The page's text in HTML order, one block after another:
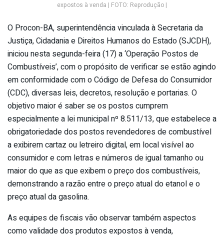
expostos à venda | FOTO: Reprodução |
O Procon-BA, superintendência vinculada à Secretaria da
Justiça, Cidadania e Direitos Humanos do Estado (SJCDH),
iniciou nesta segunda-feira (17) a ‘Operação Postos de
Combustíveis’, com o propósito de verificar se estão agindo
em conformidade com o Código de Defesa do Consumidor
(CDC), diversas leis, decretos, resolução e portarias. O
objetivo maior é saber se os postos cumprem
especialmente a lei municipal nº 8.511/13, que estabelece a
obrigatoriedade dos postos revendedores de combustível
a exibirem cartaz ou letreiro digital, em local visível ao
consumidor e com letras e números de igual tamanho ou
maior do que as que exibem o preço dos combustíveis,
demonstrando a razão entre o preço atual do etanol e o
preço atual da gasolina.
As equipes de fiscais vão observar também aspectos
como validade dos produtos expostos à venda,